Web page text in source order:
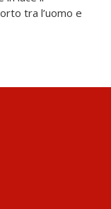
tra l’uomo e